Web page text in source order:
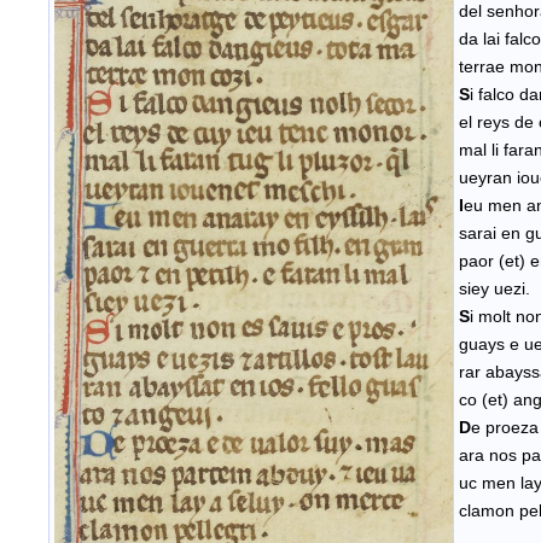
del
da lai
terrae
Si falco
el reys de
mal li
ueyran
Ieu men
sarai en
paor (et)
siey uezi.
Si molt
guays e
rar
co (et)
De
ara nos
uc men
clamon